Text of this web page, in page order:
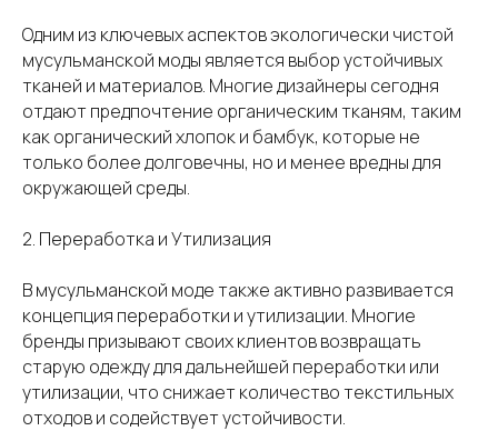
Одним из ключевых аспектов экологически чистой
мусульманской моды является выбор устойчивых
тканей и материалов. Многие дизайнеры сегодня
отдают предпочтение органическим тканям, таким
как органический хлопок и бамбук, которые не
только более долговечны, но и менее вредны для
окружающей среды.
2. Переработка и Утилизация
В мусульманской моде также активно развивается
концепция переработки и утилизации. Многие
бренды призывают своих клиентов возвращать
старую одежду для дальнейшей переработки или
утилизации, что снижает количество текстильных
отходов и содействует устойчивости.